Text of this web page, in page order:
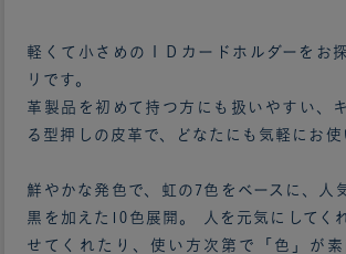
軽くて小さめのＩＤカードホルダーをお
リです。
革製品を初めて持つ方にも扱いやすい、
る型押しの皮革で、どなたにも気軽にお使
鮮やかな発色で、虹の7色をベースに、人
黒を加えた10色展開。 人を元気にしてく
せてくれたり、使い方次第で「色」が